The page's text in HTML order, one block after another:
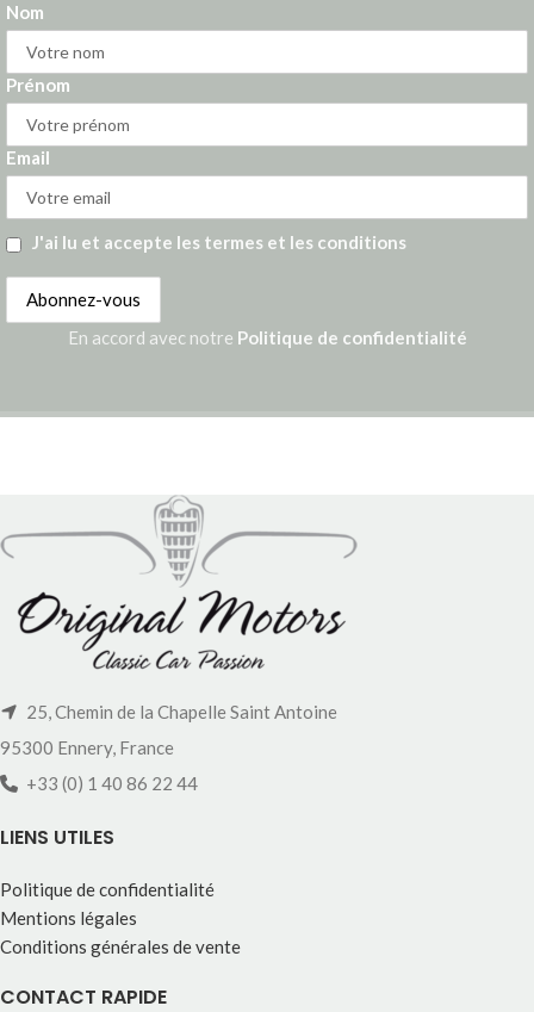
Nom
Prénom
Email
J'ai lu et accepte les termes et les conditions
En accord avec notre Politique de confidentialité
25, Chemin de la Chapelle Saint Antoine
95300 Ennery, France
+33 (0) 1 40 86 22 44
LIENS UTILES
Politique de confidentialité
Mentions légales
Conditions générales de vente
CONTACT RAPIDE